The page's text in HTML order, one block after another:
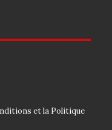
et la Politique